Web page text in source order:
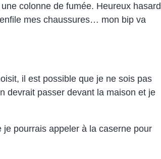
colonne de fumée. Heureux hasard
mes chaussures… mon bip va
il est possible que je ne sois pas
devrait passer devant la maison et je
je pourrais appeler à la caserne pour